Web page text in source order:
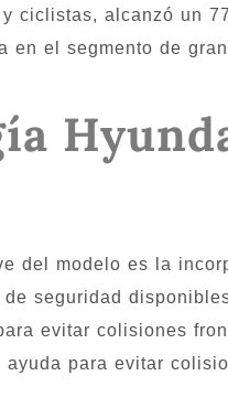
ciclistas, alcanzó un
en el segmento de
del modelo es la
seguridad
evitar colisiones
para evitar